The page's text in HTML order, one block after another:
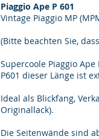
Piaggio Ape P 601
Vintage Piaggio MP
(Bitte beachten Sie,
Supercoole Piaggio
P601 dieser Länge ist
Ideal als Blickfang,
Originallack).
Die Seitenwände sind